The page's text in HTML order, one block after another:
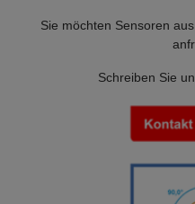
Sie möchten Sensoren
Schreiben Sie